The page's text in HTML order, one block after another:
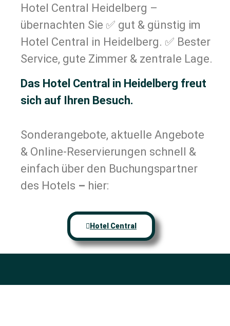
Hotel Central Heidelberg –
übernachten Sie ✅ gut & günstig im
Hotel Central in Heidelberg. ✅ Bester
Service, gute Zimmer & zentrale Lage.
Das Hotel Central in Heidelberg freut
sich auf Ihren Besuch.
Sonderangebote, aktuelle Angebote
& Online-Reservierungen schnell &
einfach über den Buchungspartner
des Hotels – hier:
Hotel Central